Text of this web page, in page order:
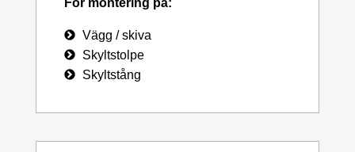
För montering på:
Vägg / skiva
Skyltstolpe
Skyltstång